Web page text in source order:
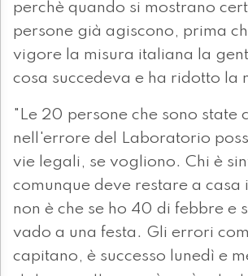
perchè quando si mostrano
persone già agiscono, prima
vigore la misura italiana la
cosa succedeva e ha ridotto la
"Le 20 persone che sono state
nell'errore del Laboratorio
vie legali, se vogliono. Chi è
comunque deve restare a casa
non è che se ho 40 di febbre e
vado a una festa. Gli errori
capitano, è successo lunedì e